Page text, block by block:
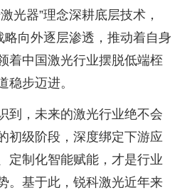
光器”理念深耕底层技术，
略向外逐层渗透，推动着自身
着中国激光行业摆脱低端桎
稳步迈进。
到，未来的激光行业绝不会
初级阶段，深度绑定下游应
定制化智能赋能，才是行业
。基于此，锐科激光近年来